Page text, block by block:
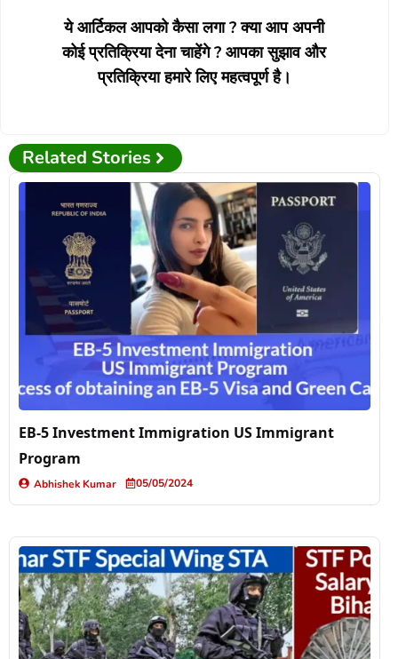
ये आर्टिकल आपको कैसा लगा ? क्या आप अपनी
कोई प्रतिक्रिया देना चाहेंगे ? आपका सुझाव और
प्रतिक्रिया हमारे लिए महत्वपूर्ण है।
Related Stories
EB-5 Investment Immigration US Immigrant
Program
Abhishek Kumar 05/05/2024